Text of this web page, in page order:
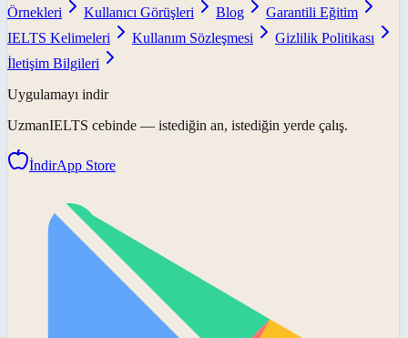
Örnekleri
Kullanıcı Görüşleri Blog
Garantili Eğitim
IELTS Kelimeleri
Kullanım Sözleşmesi
Gizlilik Politikası
İletişim Bilgileri
Uygulamayı indir
UzmanIELTS cebinde — istediğin an, istediğin yerde çalış.
İndirApp Store